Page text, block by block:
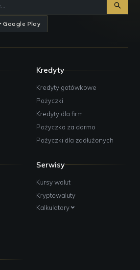
Google Play
Kredyty
Kredyty gotówkowe
Pożyczki
Kredyty dla firm
Pożyczka za darmo
Pożyczki dla zadłużonych
Serwisy
Kursy walut
Kryptowaluty
Kalkulatory